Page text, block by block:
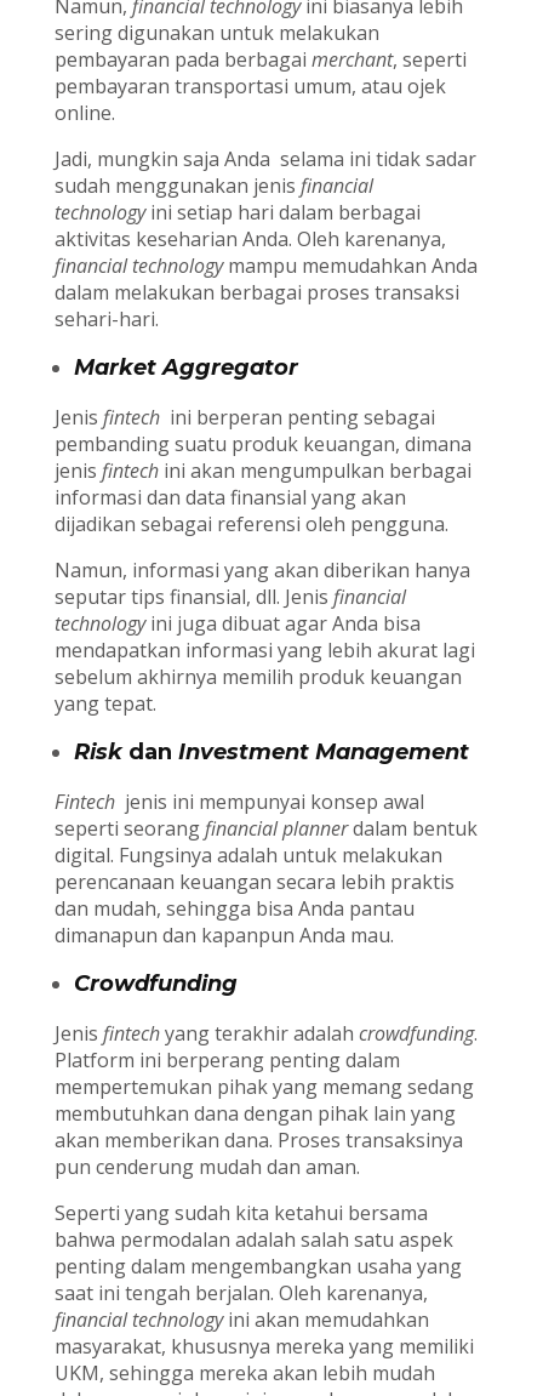
Namun, financial technologyini biasanya lebih
sering digunakan untuk melakukan
pembayaran pada berbagai merchant, seperti
pembayaran transportasi umum, atau ojek
online.
Jadi, mungkin saja Anda selama ini tidak sadar
sudah menggunakan jenis financial
technologyini setiap hari dalam berbagai
aktivitas keseharian Anda. Oleh karenanya,
financial technologymampu memudahkan Anda
dalam melakukan berbagai proses transaksi
sehari-hari.
Market Aggregator
Jenis fintech ini berperan penting sebagai
pembanding suatu produk keuangan, dimana
jenis fintech ini akan mengumpulkan berbagai
informasi dan data finansial yang akan
dijadikan sebagai referensi oleh pengguna.
Namun, informasi yang akan diberikan hanya
seputar tips finansial, dll. Jenis financial
technologyini juga dibuat agar Anda bisa
mendapatkan informasi yang lebih akurat lagi
sebelum akhirnya memilih produk keuangan
yang tepat.
Risk dan Investment Management
Fintech jenis ini mempunyai konsep awal
seperti seorangfinancial plannerdalam bentuk
digital. Fungsinya adalah untuk melakukan
perencanaan keuangan secara lebih praktis
dan mudah, sehingga bisa Anda pantau
dimanapun dan kapanpun Anda mau.
Crowdfunding
Jenis fintechyang terakhir adalah crowdfunding.
Platform ini berperang penting dalam
mempertemukan pihak yang memang sedang
membutuhkan dana dengan pihak lain yang
akan memberikan dana. Proses transaksinya
pun cenderung mudah dan aman.
Seperti yang sudah kita ketahui bersama
bahwa permodalan adalah salah satu aspek
penting dalam mengembangkan usaha yang
saat ini tengah berjalan. Oleh karenanya,
financial technologyini akan memudahkan
masyarakat, khususnya mereka yang memiliki
UKM, sehingga mereka akan lebih mudah